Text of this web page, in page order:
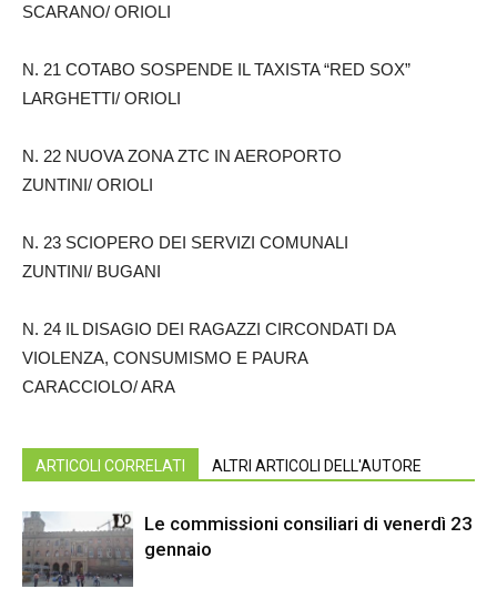
SCARANO/ ORIOLI
N. 21 COTABO SOSPENDE IL TAXISTA “RED SOX”
LARGHETTI/ ORIOLI
N. 22 NUOVA ZONA ZTC IN AEROPORTO
ZUNTINI/ ORIOLI
N. 23 SCIOPERO DEI SERVIZI COMUNALI
ZUNTINI/ BUGANI
N. 24 IL DISAGIO DEI RAGAZZI CIRCONDATI DA
VIOLENZA, CONSUMISMO E PAURA
CARACCIOLO/ ARA
ARTICOLI CORRELATI ALTRI ARTICOLI DELL'AUTORE
Le commissioni consiliari di venerdì 23
gennaio